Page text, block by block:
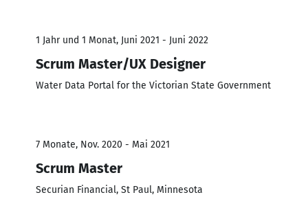
1 Jahr und 1 Monat, Juni 2021 - Juni 2022
Scrum Master/UX Designer
Water Data Portal for the Victorian State Government
7 Monate, Nov. 2020 - Mai 2021
Scrum Master
Securian Financial, St Paul, Minnesota